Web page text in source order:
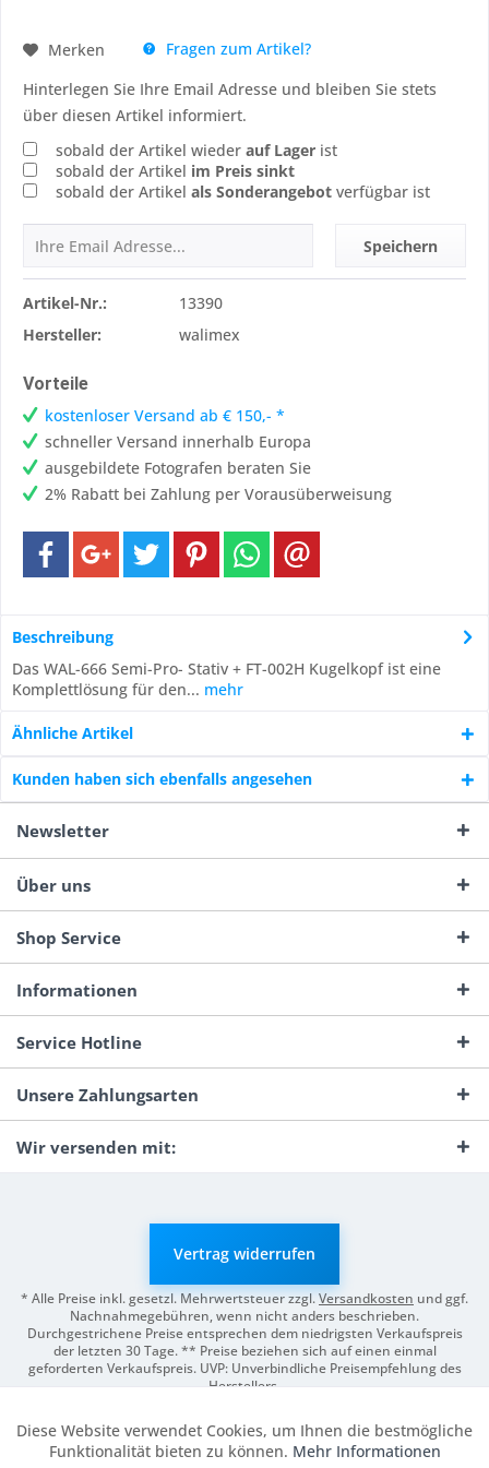
Merken
Fragen zum Artikel?
Hinterlegen Sie Ihre Email Adresse und bleiben Sie stets
über diesen Artikel informiert.
sobald der Artikel wieder auf Lager ist
sobald der Artikel im Preis sinkt
sobald der Artikel als Sonderangebot verfügbar ist
Speichern
Artikel-Nr.:
13390
Hersteller:
walimex
Vorteile
kostenloser Versand ab € 150,- *
schneller Versand innerhalb Europa
ausgebildete Fotografen beraten Sie
2% Rabatt bei Zahlung per Vorausüberweisung
Beschreibung
Das WAL-666 Semi-Pro- Stativ + FT-002H Kugelkopf ist eine
Komplettlösung für den... mehr
Ähnliche Artikel
Kunden haben sich ebenfalls angesehen
Newsletter
Über uns
Shop Service
Informationen
Service Hotline
Unsere Zahlungsarten
Wir versenden mit:
Vertrag widerrufen
* Alle Preise inkl. gesetzl. Mehrwertsteuer zzgl.Versandkosten und ggf.
Nachnahmegebühren, wenn nicht anders beschrieben.
Durchgestrichene Preise entsprechen dem niedrigsten Verkaufspreis
der letzten 30 Tage. ** Preise beziehen sich auf einen einmal
geforderten Verkaufspreis. UVP: Unverbindliche Preisempfehlung des
Herstellers.
Funktionale Aktiv
Diese Website verwendet Cookies, um Ihnen die bestmögliche
Funktionalität bieten zu können. Mehr Informationen